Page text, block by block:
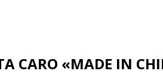
CARO «MADE IN